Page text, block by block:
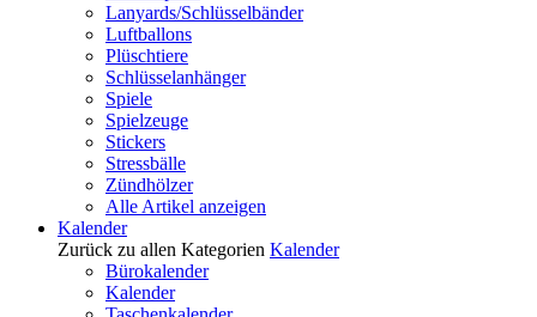
Lanyards/Schlüsselbänder
Luftballons
Plüschtiere
Schlüsselanhänger
Spiele
Spielzeuge
Stickers
Stressbälle
Zündhölzer
Alle Artikel anzeigen
Kalender
Zurück zu allen Kategorien Kalender
Bürokalender
Kalender